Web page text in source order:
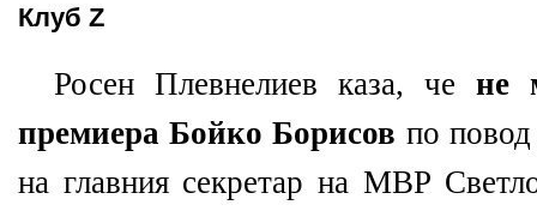
Клуб Z
Росен Плевнелиев каза, че не
премиера Бойко Борисов по повод
на главния секретар на МВР